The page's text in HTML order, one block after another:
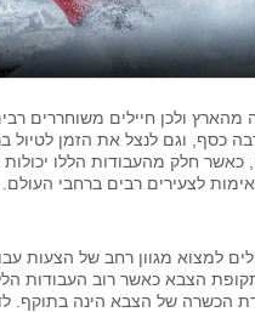
ולכן חיילים משוחררים
כסף, וגם לנצל את הזמן לטיול
חלק מהעבודות הללו
לצעירים רבים ברחבי העולם.
למצוא מגוון רחב של הצעות
הצבא כאשר רוב העבודות
הכשרה של הצבא הינה בתוקף.